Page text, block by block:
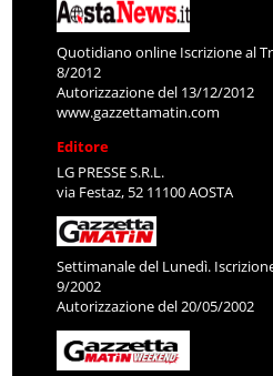
Quotidiano online Iscrizione al
8/2012
Autorizzazione del 13/12/2012
www.gazzettamatin.com
Editore
LG PRESSE S.R.L.
via Festaz, 52 11100 AOSTA
Settimanale del Lunedì.
9/2002
Autorizzazione del 20/05/2002